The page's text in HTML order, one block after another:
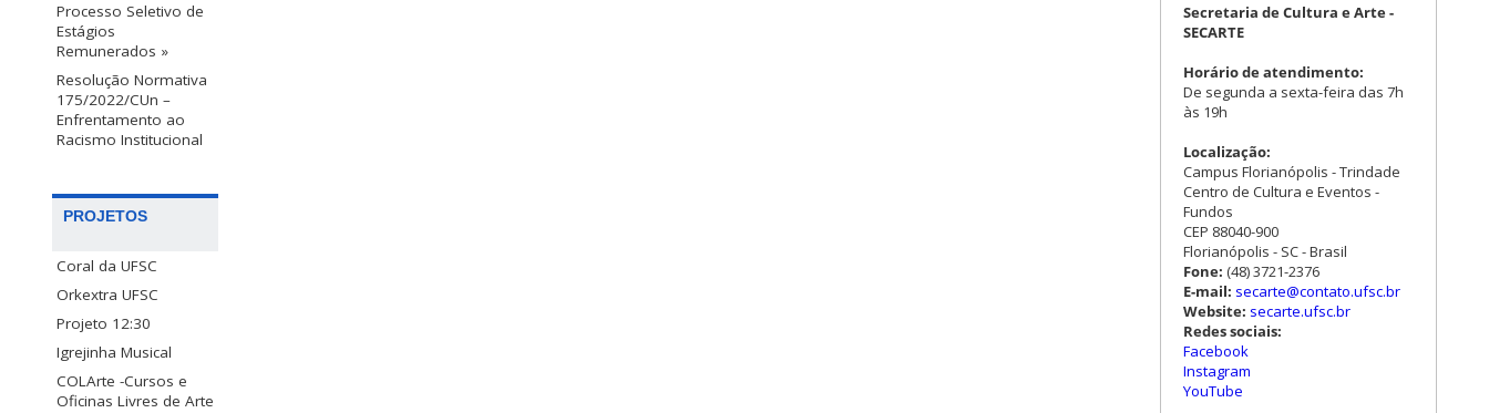
Processo Seletivo de
Estágios
Remunerados »
Resolução Normativa
175/2022/CUn –
Enfrentamento ao
Racismo Institucional
PROJETOS
Coral da UFSC
Orkextra UFSC
Projeto 12:30
Igrejinha Musical
COLArte -Cursos e
Oficinas Livres de Arte
Secretaria de Cultura e Arte -
SECARTE
Horário de atendimento:
De segunda a sexta-feira das 7h
às 19h
Localização:
Campus Florianópolis - Trindade
Centro de Cultura e Eventos -
Fundos
CEP 88040-900
Florianópolis - SC - Brasil
Fone: (48) 3721-2376
E-mail: secarte@contato.ufsc.br
Website: secarte.ufsc.br
Redes sociais:
Facebook
Instagram
YouTube